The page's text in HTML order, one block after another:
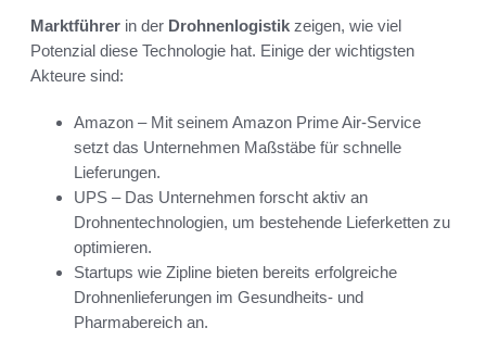
Marktführer in der Drohnenlogistik zeigen, wie viel
Potenzial diese Technologie hat. Einige der wichtigsten
Akteure sind:
Amazon – Mit seinem Amazon Prime Air-Service
setzt das Unternehmen Maßstäbe für schnelle
Lieferungen.
UPS – Das Unternehmen forscht aktiv an
Drohnentechnologien, um bestehende Lieferketten zu
optimieren.
Startups wie Zipline bieten bereits erfolgreiche
Drohnenlieferungen im Gesundheits- und
Pharmabereich an.